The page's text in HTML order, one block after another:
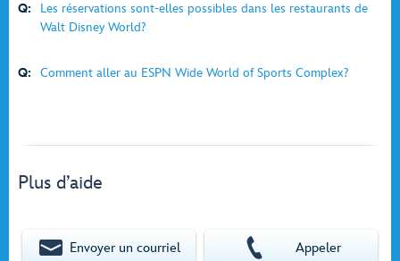
Q:
Les réservations sont-elles possibles dans les restaurants de
Walt Disney World?
Q: Comment aller au ESPN Wide World of Sports Complex?
Plus d’aide
Envoyer un courriel Appeler